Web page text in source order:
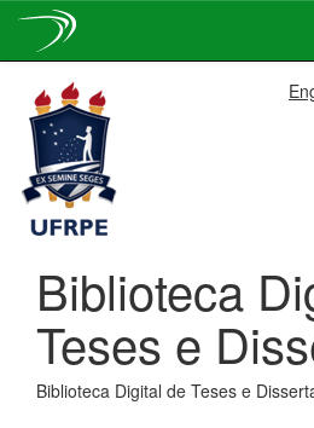
navigation
Biblioteca
Teses e
Biblioteca Digital de Teses e